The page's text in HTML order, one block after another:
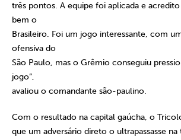
três pontos. A equipe foi aplicada e
bem o
Brasileiro. Foi um jogo interessante, com
ofensiva do
São Paulo, mas o Grêmio conseguiu
jogo”,
avaliou o comandante são-paulino.
Com o resultado na capital gaúcha, o
que um adversário direto o ultrapassasse na